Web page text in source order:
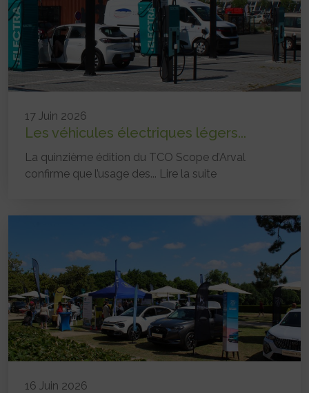
17 Juin 2026
Les véhicules électriques légers...
La quinzième édition du TCO Scope d’Arval
confirme que l’usage des... Lire la suite
16 Juin 2026